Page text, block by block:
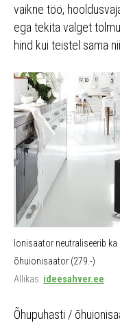
vaikne töö,
ega tekita valget
hind kui teistel sama
Ionisaator neutraliseerib
õhuionisaator (279.-)
Allikas: ideesahver.ee
Õhupuhasti /